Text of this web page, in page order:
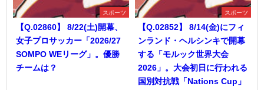
スポーツ
【Q.02860】 8/22(土)開幕、
女子プロサッカー「2026/27
SOMPO WEリーグ」。優勝
チームは？
スポーツ
【Q.02852】 8/14(金)にフィ
ンランド・ヘルシンキで開幕
する「モルック世界大会
2026」。大会初日に行われる
国別対抗戦「Nations Cup」